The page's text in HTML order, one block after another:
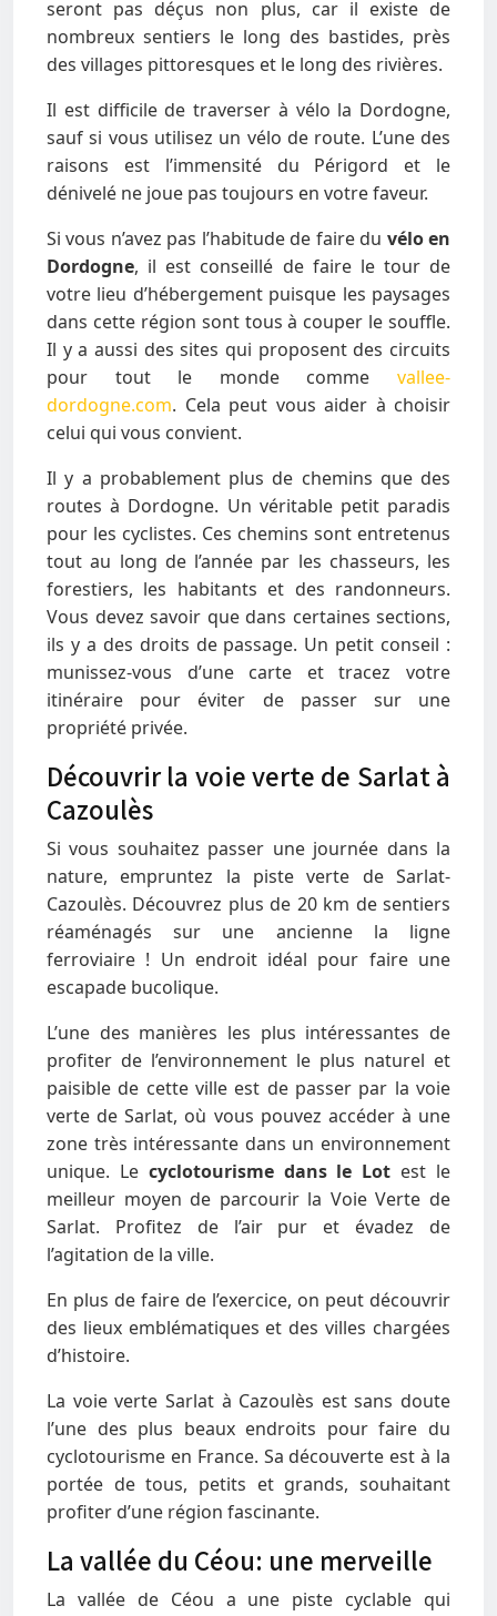
seront pas déçus non plus, car il existe de
nombreux sentiers le long des bastides, près
des villages pittoresques et le long des rivières.
Il est difficile de traverser à vélo la Dordogne,
sauf si vous utilisez un vélo de route. L’une des
raisons est l’immensité du Périgord et le
dénivelé ne joue pas toujours en votre faveur.
Si vous n’avez pas l’habitude de faire du vélo en
Dordogne, il est conseillé de faire le tour de
votre lieu d’hébergement puisque les paysages
dans cette région sont tous à couper le souffle.
Il y a aussi des sites qui proposent des circuits
pour tout le monde comme vallee-
dordogne.com. Cela peut vous aider à choisir
celui qui vous convient.
Il y a probablement plus de chemins que des
routes à Dordogne. Un véritable petit paradis
pour les cyclistes. Ces chemins sont entretenus
tout au long de l’année par les chasseurs, les
forestiers, les habitants et des randonneurs.
Vous devez savoir que dans certaines sections,
ils y a des droits de passage. Un petit conseil :
munissez-vous d’une carte et tracez votre
itinéraire pour éviter de passer sur une
propriété privée.
Découvrir la voie verte de Sarlat à
Cazoulès
Si vous souhaitez passer une journée dans la
nature, empruntez la piste verte de Sarlat-
Cazoulès. Découvrez plus de 20 km de sentiers
réaménagés sur une ancienne la ligne
ferroviaire ! Un endroit idéal pour faire une
escapade bucolique.
L’une des manières les plus intéressantes de
profiter de l’environnement le plus naturel et
paisible de cette ville est de passer par la voie
verte de Sarlat, où vous pouvez accéder à une
zone très intéressante dans un environnement
unique. Le cyclotourisme dans le Lot est le
meilleur moyen de parcourir la Voie Verte de
Sarlat. Profitez de l’air pur et évadez de
l’agitation de la ville.
En plus de faire de l’exercice, on peut découvrir
des lieux emblématiques et des villes chargées
d’histoire.
La voie verte Sarlat à Cazoulès est sans doute
l’une des plus beaux endroits pour faire du
cyclotourisme en France. Sa découverte est à la
portée de tous, petits et grands, souhaitant
profiter d’une région fascinante.
La vallée du Céou: une merveille
La vallée de Céou a une piste cyclable qui